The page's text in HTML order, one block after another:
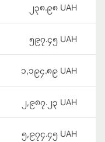
၂၃၈.၉၈ UAH
၅၉၇.၄၅ UAH
၁,၁၉၄.၈၉ UAH
၂,၉၈၇.၂၃ UAH
၅,၉၇၄.၄၅ UAH